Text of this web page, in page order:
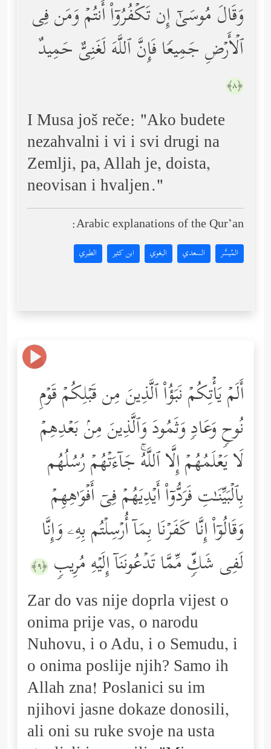
وَقَالَ مُوسَىٰۤ إِن تَكۡفُرُوۤاْ أَنتُمۡ وَمَن فِی
ٱلۡأَرۡضِ جَمِیعࣰا فَإِنَّ ٱللَّهَ لَغَنِیٌّ حَمِیدٌ
﴿٨﴾
I Musa još reče: "Ako budete
nezahvalni i vi i svi drugi na
Zemlji, pa, Allah je, doista,
neovisan i hvaljen."
Arabic explanations of the Qur’an:
المُيسَّر السعدي البغوي ابن كثير الطبري
أَلَمۡ یَأۡتِكُمۡ نَبَؤُاْ ٱلَّذِینَ مِن قَبۡلِكُمۡ قَوۡمِ
نُوحࣲ وَعَادࣲ وَثَمُودَ وَٱلَّذِینَ مِنۢ بَعۡدِهِمۡ
لَا یَعۡلَمُهُمۡ إِلَّا ٱللَّهُۚ جَاۤءَتۡهُمۡ رُسُلُهُم
بِٱلۡبَیِّنَـٰتِ فَرَدُّوۤاْ أَیۡدِیَهُمۡ فِیۤ أَفۡوَ ٰ⁠هِهِمۡ
وَقَالُوۤاْ إِنَّا كَفَرۡنَا بِمَاۤ أُرۡسِلۡتُم بِهِۦ وَإِنَّا
لَفِی شَكࣲّ مِّمَّا تَدۡعُونَنَاۤ إِلَیۡهِ مُرِیبࣲ ﴿٩﴾
Zar do vas nije doprla vijest o
onima prije vas, o narodu
Nuhovu, i o Adu, i o Semudu, i
o onima poslije njih? Samo ih
Allah zna! Poslanici su im
njihovi jasne dokaze donosili,
ali oni su ruke svoje na usta